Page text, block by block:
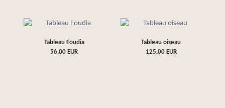
Tableau Foudia
56,00 EUR
Tableau oiseau
125,00 EUR